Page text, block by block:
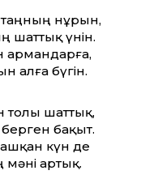
таңның нұрын,
шаттық үнін.
армандарға,
алға бүгін.
толы шаттық,
бақыт.
күн де
мәні артық.